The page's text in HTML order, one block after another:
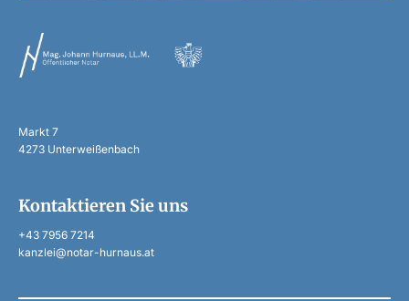
Markt 7
4273 Unterweißenbach
Kontaktieren Sie uns
+43 7956 7214
kanzlei@notar-hurnaus.at